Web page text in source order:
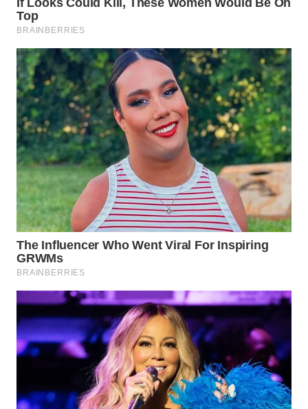
KUNINGAN
WN
MAJALENGKA
WN
SUBANG
WN
SUKABUMI
WN
PURWAKARTA
WN
PRIANGAN
WN
SEMARANG